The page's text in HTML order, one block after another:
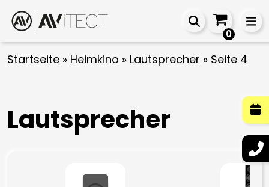
0
Startseite » Heimkino » Lautsprecher » Seite 4
Lautsprecher